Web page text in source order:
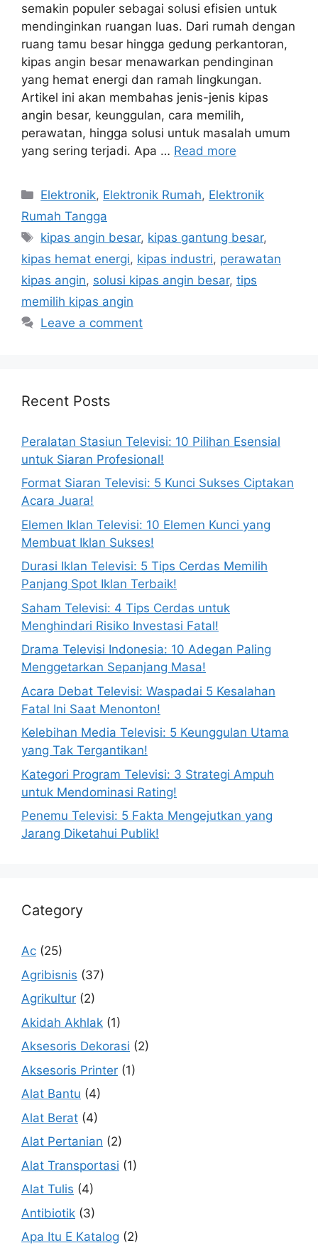
semakin populer sebagai solusi efisien untuk
mendinginkan ruangan luas. Dari rumah dengan
ruang tamu besar hingga gedung perkantoran,
kipas angin besar menawarkan pendinginan
yang hemat energi dan ramah lingkungan.
Artikel ini akan membahas jenis-jenis kipas
angin besar, keunggulan, cara memilih,
perawatan, hingga solusi untuk masalah umum
yang sering terjadi. Apa … Read more
Categories
Elektronik, Elektronik Rumah, Elektronik
Rumah Tangga
Tags
kipas angin besar, kipas gantung besar,
kipas hemat energi, kipas industri, perawatan
kipas angin, solusi kipas angin besar, tips
memilih kipas angin
Leave a comment
Recent Posts
Peralatan Stasiun Televisi: 10 Pilihan Esensial
untuk Siaran Profesional!
Format Siaran Televisi: 5 Kunci Sukses Ciptakan
Acara Juara!
Elemen Iklan Televisi: 10 Elemen Kunci yang
Membuat Iklan Sukses!
Durasi Iklan Televisi: 5 Tips Cerdas Memilih
Panjang Spot Iklan Terbaik!
Saham Televisi: 4 Tips Cerdas untuk
Menghindari Risiko Investasi Fatal!
Drama Televisi Indonesia: 10 Adegan Paling
Menggetarkan Sepanjang Masa!
Acara Debat Televisi: Waspadai 5 Kesalahan
Fatal Ini Saat Menonton!
Kelebihan Media Televisi: 5 Keunggulan Utama
yang Tak Tergantikan!
Kategori Program Televisi: 3 Strategi Ampuh
untuk Mendominasi Rating!
Penemu Televisi: 5 Fakta Mengejutkan yang
Jarang Diketahui Publik!
Category
Ac (25)
Agribisnis (37)
Agrikultur (2)
Akidah Akhlak (1)
Aksesoris Dekorasi (2)
Aksesoris Printer (1)
Alat Bantu (4)
Alat Berat (4)
Alat Pertanian (2)
Alat Transportasi (1)
Alat Tulis (4)
Antibiotik (3)
Apa Itu E Katalog (2)